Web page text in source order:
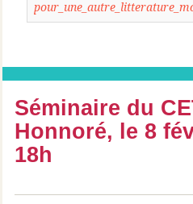
Séminaire du
Honnoré, le 8
18h